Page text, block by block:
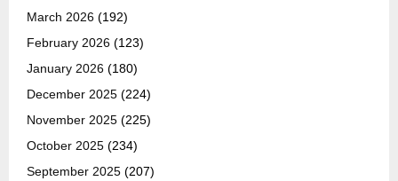
March 2026 (192)
February 2026 (123)
January 2026 (180)
December 2025 (224)
November 2025 (225)
October 2025 (234)
September 2025 (207)